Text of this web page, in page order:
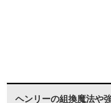
ヘンリーの組換魔法や